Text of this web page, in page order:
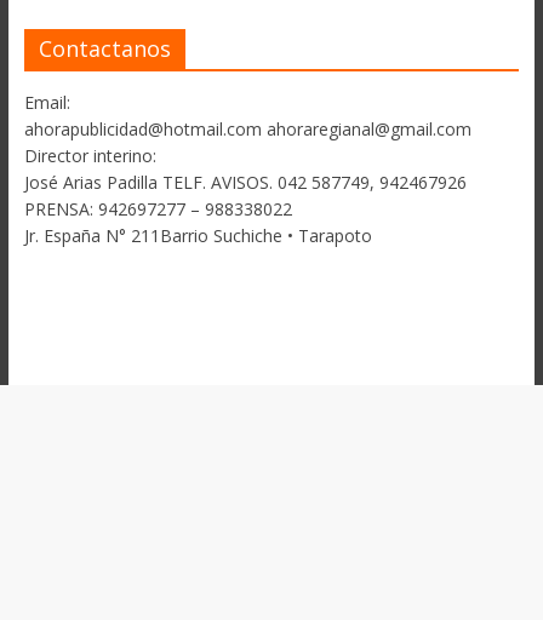
Contactanos
Email:
ahorapublicidad@hotmail.com ahoraregianal@gmail.com
Director interino:
José Arias Padilla TELF. AVISOS. 042 587749, 942467926
PRENSA: 942697277 – 988338022
Jr. España N° 211Barrio Suchiche • Tarapoto